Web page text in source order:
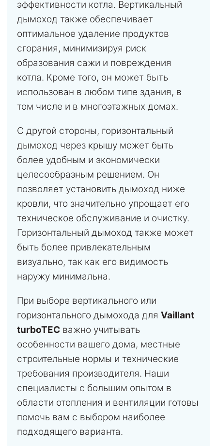
эффективности котла. Вертикальный
дымоход также обеспечивает
оптимальное удаление продуктов
сгорания, минимизируя риск
образования сажи и повреждения
котла. Кроме того, он может быть
использован в любом типе здания, в
том числе и в многоэтажных домах.
С другой стороны, горизонтальный
дымоход через крышу может быть
более удобным и экономически
целесообразным решением. Он
позволяет установить дымоход ниже
кровли, что значительно упрощает его
техническое обслуживание и очистку.
Горизонтальный дымоход также может
быть более привлекательным
визуально, так как его видимость
наружу минимальна.
При выборе вертикального или
горизонтального дымохода для Vaillant
turboTEC важно учитывать
особенности вашего дома, местные
строительные нормы и технические
требования производителя. Наши
специалисты с большим опытом в
области отопления и вентиляции готовы
помочь вам с выбором наиболее
подходящего варианта.